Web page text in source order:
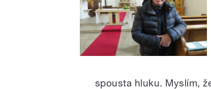
spousta hluku. Myslím,